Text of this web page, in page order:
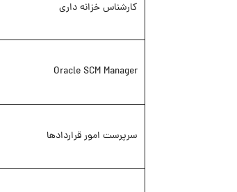
کارشناس خزانه داری
Oracle SCM Manager
سرپرست امور قراردادها